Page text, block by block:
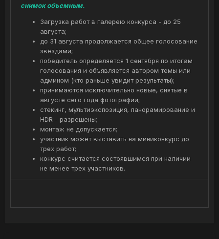
снимок объемным.
Загрузка работ в галерею конкурса - до 25
августа;
до 31 августа продолжается общее голосование
звёздами;
победитель определяется 1 сентября по итогам
голосования и объявляется автором темы или
админом (кто раньше увидит результаты);
принимаются исключительно новые, снятые в
августе сего года фотографии;
стекинг, мультиэкспозиция, панорамирование и
HDR - разрешены;
монтаж не допускается;
участник может выставить на миниконкурс до
трех работ;
конкурс считается состоявшимся при наличии
не менее трех участников.